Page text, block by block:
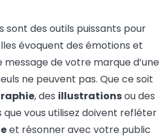
sont des outils puissants pour
évoquent des émotions et
de votre marque d’une
ne peuvent pas. Que ce soit
, des illustrationsou des
que vous utilisez doivent refléter
et résonner avec votre public